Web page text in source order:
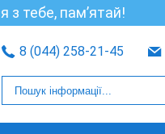
з тебе, пам’ятай!
8 (044) 258-21-45